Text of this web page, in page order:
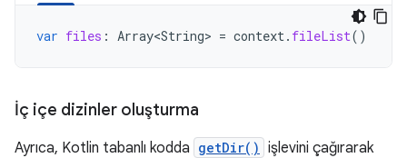
var files : Array<String> = context. fileList()
İç içe dizinler oluşturma
Ayrıca, Kotlin tabanlı kodda getDir() işlevini çağırarak